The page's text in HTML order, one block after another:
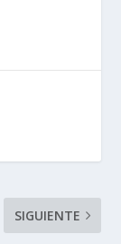
SIGUIENTE